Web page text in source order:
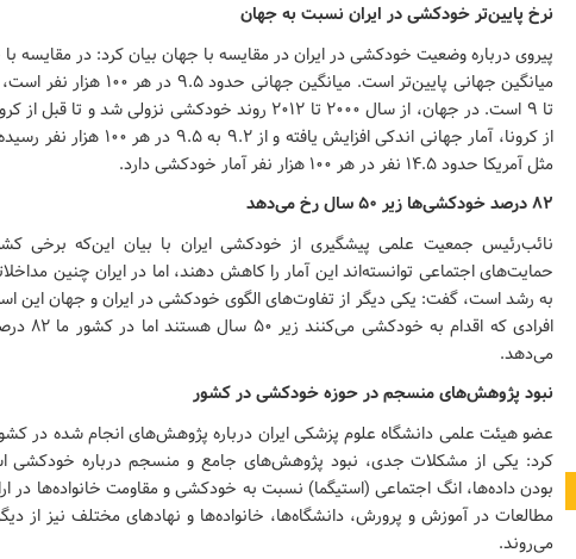
نرخ پایین‌تر خودکشی در ایران نسبت به جهان
پیروی درباره وضعیت خودکشی در ایران در مقایسه با جهان بیان کرد: در مقایسه
تا ۹ است. در جهان، از سال ۲۰۰۰ تا ۲۰۱۲ روند خودکشی
از کرونا، آمار جهانی اندکی
مثل آمریکا حدود ۱۴.۵ نفر در هر ۱۰۰ هزار نفر آمار خودکشی دارد.
۸۲ درصد خودکشی‌ها زیر ۵۰ سال رخ می‌دهد
نائب‌رئیس جمعیت علمی پیشگیری از خودکشی ایران با بیان این‌که برخی
حمایت‌های اجتماعی توانسته‌اند این آمار را کاهش دهند، اما در ایران چنین
می‌دهد.
نبود پژوهش‌های منسجم در حوزه خودکشی در کشور
عضو هیئت علمی دانشگاه علوم پزشکی ایران درباره پژوهش‌های انجام شده در
کرد: یکی از مشکلات جدی، نبود پژوهش‌های جامع و منسجم درباره خودکشی
بودن داده‌ها، انگ اجتماعی (استیگما) نسبت به خودکشی و مقاومت خانواده‌ها در
مطالعات در آموزش و پرورش، دانشگاه‌ها، خانواده‌ها و نهادهای مختلف نیز از
می‌روند.